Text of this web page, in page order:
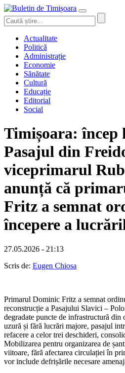
Actualitate
Politică
Administrație
Economie
Sănătate
Cultură
Educație
Editorial
Social
Timișoara: încep
Pasajul din
viceprimarul
anunță că
Fritz a semnat
începere a
27.05.2026 - 21:13
Scris de: Eugen Chiosa
Primarul Dominic Fritz a semnat
reconstrucție a Pasajului Slavici –
degradate puncte de infrastructură din
uzură și fără lucrări majore, pasajul
refacere a celor trei deschideri,
Mobilizarea pentru organizarea de
viitoare, fără afectarea circulației în
vor include defrișările necesare